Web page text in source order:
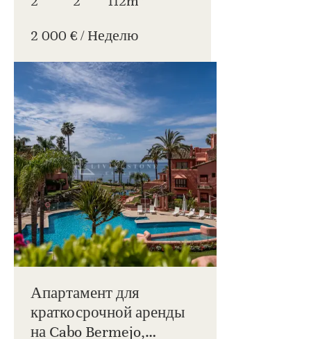
2 000 € / Hеделю
Апартамент для
краткосрочной аренды
на Cabo Bermejo,